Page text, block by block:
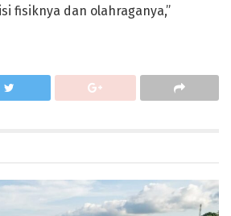
fisiknya dan olahraganya,”